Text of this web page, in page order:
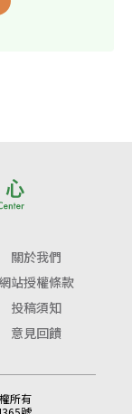
關於我們
網站授權條款
投稿須知
意見回饋
所有